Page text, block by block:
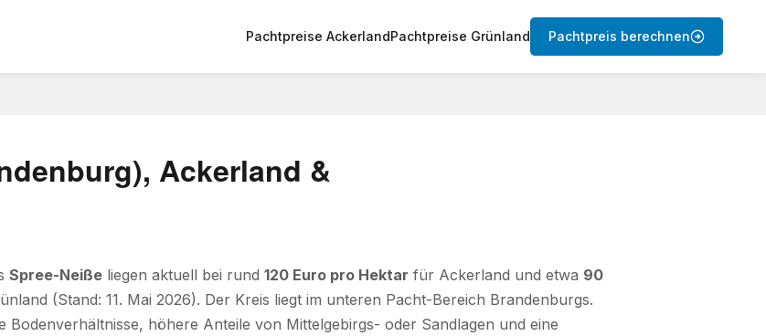
Pachtpreise AckerlandPachtpreise Grünland Pachtpreis berechnen
Ackerland &
Spree-Neiße liegen aktuell bei rund 120 Euro pro Hektar für Ackerland und etwa 90
(Stand: 11. Mai 2026). Der Kreis liegt im unteren Pacht-Bereich Brandenburgs.
Bodenverhältnisse, höhere Anteile von Mittelgebirgs- oder Sandlagen und eine